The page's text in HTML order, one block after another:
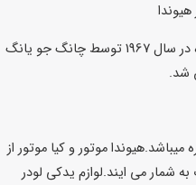
شرکت ماشین الات راهسازی هیوندا کره در سال 1967 توسط چانگ جو یانگ
شد.
موتور و کیا موتور از
شمار می ایند.لوازم یدکی لودر